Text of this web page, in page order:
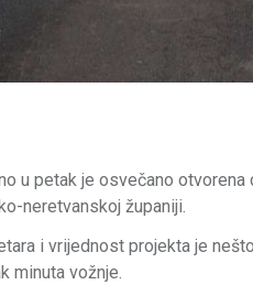
u petak je osvečano
neretvanskoj županiji.
i vrijednost projekta je
minuta vožnje.